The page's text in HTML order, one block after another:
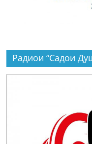
Радиои “Садои